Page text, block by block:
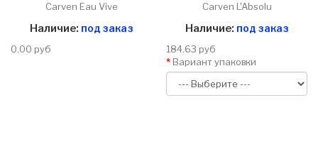
Carven Eau Vive
Наличие: под заказ
0.00 руб
Carven L'Absolu
Наличие: под заказ
184.63 руб
Вариант упаковки